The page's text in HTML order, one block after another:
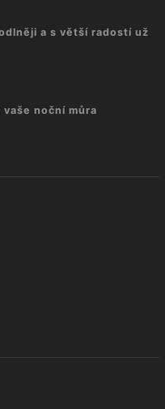
a s větší radostí už
noční můra